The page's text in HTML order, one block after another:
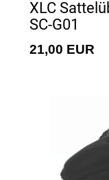
XLC
SC-G01
21,00 EUR